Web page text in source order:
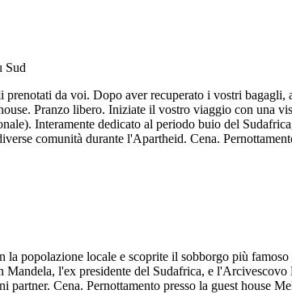
da voi. Dopo aver recuperato i vostri bagagli,
Pranzo libero. Iniziate il vostro viaggio con una
Interamente dedicato al periodo buio del
comunità durante l'Apartheid. Cena.
popolazione locale e scoprite il sobborgo più
l'ex presidente del Sudafrica, e
Cena. Pernottamento presso la guest house